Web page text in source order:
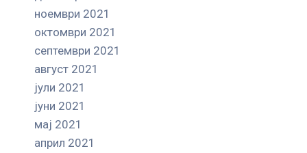
ноември 2021
октомври 2021
септември 2021
август 2021
јули 2021
јуни 2021
мај 2021
април 2021